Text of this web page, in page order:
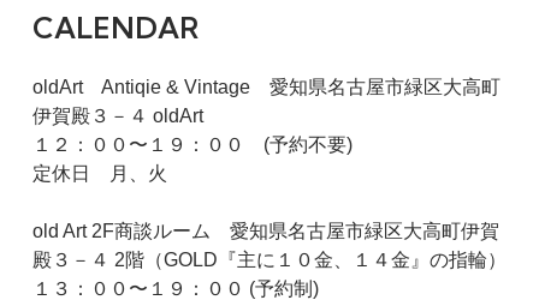
CALENDAR
oldArt Antiqie & Vintage 愛知県名古屋市緑区大高町
伊賀殿３－４ oldArt
１２：００〜１９：００ (予約不要)
定休日 月、火
old Art 2F商談ルーム 愛知県名古屋市緑区大高町伊賀
殿３－４ 2階（GOLD『主に１０金、１４金』の指輪）
１３：００〜１９：００ (予約制)